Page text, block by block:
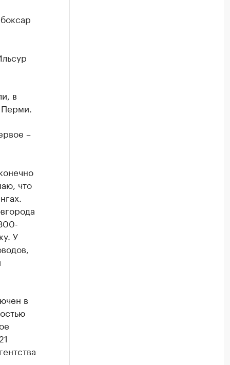
в
–
что
У
в